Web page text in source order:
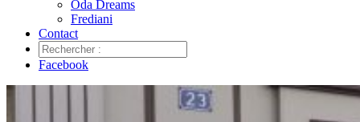
Oda Dreams
Frediani
Contact
Facebook